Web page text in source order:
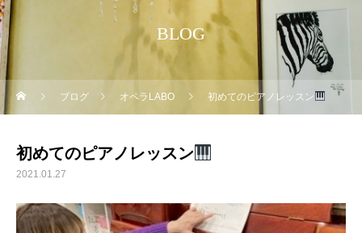
BLOG
ブログ オペラLABO 初めてのピアノレッスン
初めてのピアノレッスン
2021.01.27